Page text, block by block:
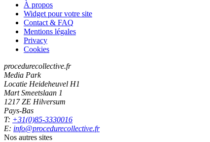
À propos
Widget pour votre site
Contact & FAQ
Mentions légales
Privacy
Cookies
procedurecollective.fr
Media Park
Locatie Heideheuvel H1
Mart Smeetslaan 1
1217 ZE Hilversum
Pays-Bas
T: +31(0)85-3330016
E: info@procedurecollective.fr
Nos autres sites